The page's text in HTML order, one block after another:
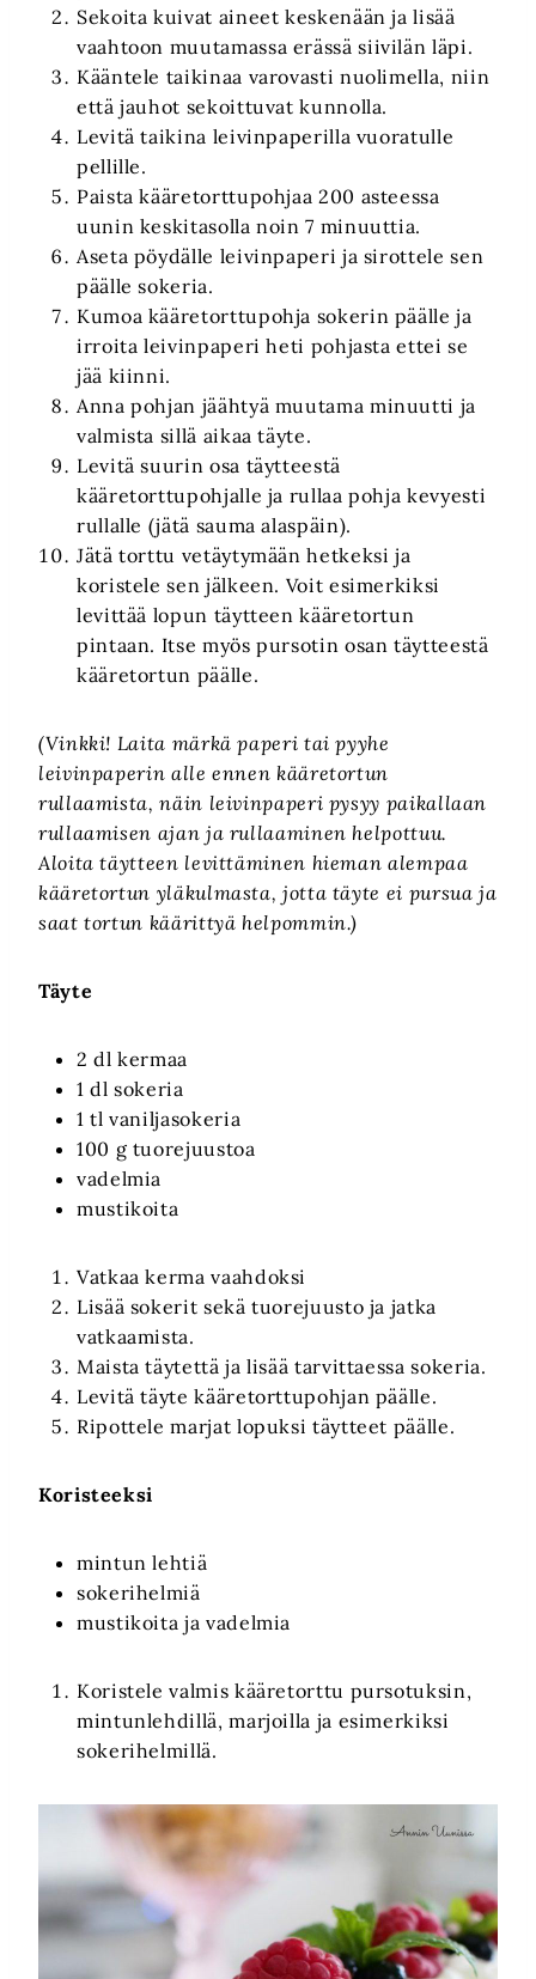
Sekoita kuivat aineet keskenään ja lisää
vaahtoon muutamassa erässä siivilän läpi.
Kääntele taikinaa varovasti nuolimella, niin
että jauhot sekoittuvat kunnolla.
Levitä taikina leivinpaperilla vuoratulle
pellille.
Paista kääretorttupohjaa 200 asteessa
uunin keskitasolla noin 7 minuuttia.
Aseta pöydälle leivinpaperi ja sirottele sen
päälle sokeria.
Kumoa kääretorttupohja sokerin päälle ja
irroita leivinpaperi heti pohjasta ettei se
jää kiinni.
Anna pohjan jäähtyä muutama minuutti ja
valmista sillä aikaa täyte.
Levitä suurin osa täytteestä
kääretorttupohjalle ja rullaa pohja kevyesti
rullalle (jätä sauma alaspäin).
Jätä torttu vetäytymään hetkeksi ja
koristele sen jälkeen. Voit esimerkiksi
levittää lopun täytteen kääretortun
pintaan. Itse myös pursotin osan täytteestä
kääretortun päälle.
(Vinkki! Laita märkä paperi tai pyyhe
leivinpaperin alle ennen kääretortun
rullaamista, näin leivinpaperi pysyy paikallaan
rullaamisen ajan ja rullaaminen helpottuu.
Aloita täytteen levittäminen hieman alempaa
kääretortun yläkulmasta, jotta täyte ei pursua ja
saat tortun käärittyä helpommin.)
Täyte
2 dl kermaa
1 dl sokeria
1 tl vaniljasokeria
100 g tuorejuustoa
vadelmia
mustikoita
Vatkaa kerma vaahdoksi
Lisää sokerit sekä tuorejuusto ja jatka
vatkaamista.
Maista täytettä ja lisää tarvittaessa sokeria.
Levitä täyte kääretorttupohjan päälle.
Ripottele marjat lopuksi täytteet päälle.
Koristeeksi
mintun lehtiä
sokerihelmiä
mustikoita ja vadelmia
Koristele valmis kääretorttu pursotuksin,
mintunlehdillä, marjoilla ja esimerkiksi
sokerihelmillä.